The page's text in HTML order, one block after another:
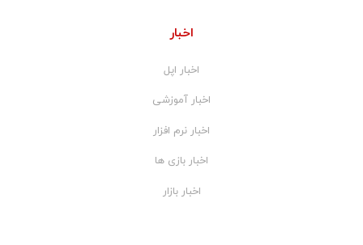
اخبار
اخبار اپل
اخبار آموزشی
اخبار نرم افزار
اخبار بازی ها
اخبار بازار